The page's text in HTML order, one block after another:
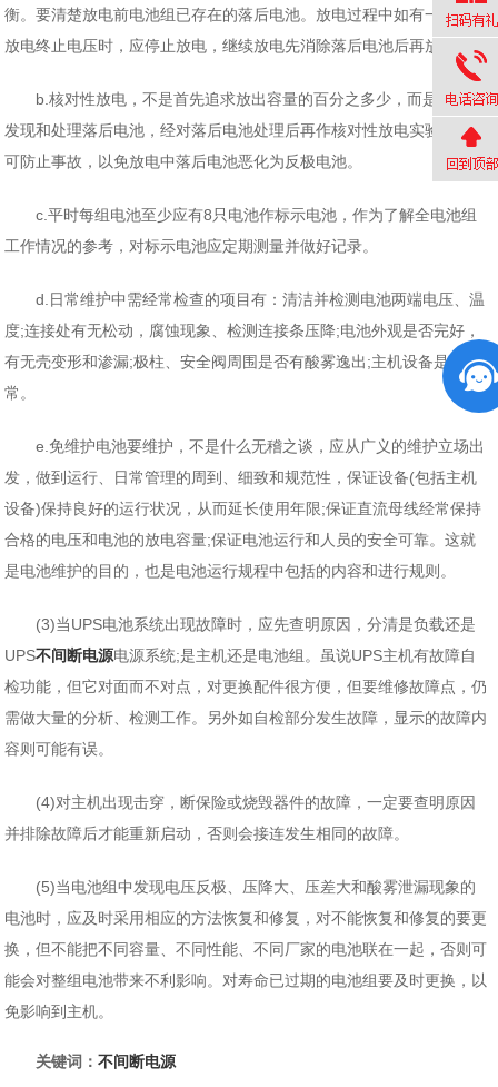
衡。要清楚放电前电池组已存在的落后电池。放电过程中如有一只达到
放电终止电压时，应停止放电，继续放电先消除落后电池后再放。
b.核对性放电，不是首先追求放出容量的百分之多少，而是要关注
发现和处理落后电池，经对落后电池处理后再作核对性放电实验。这样
可防止事故，以免放电中落后电池恶化为反极电池。
c.平时每组电池至少应有8只电池作标示电池，作为了解全电池组
工作情况的参考，对标示电池应定期测量并做好记录。
d.日常维护中需经常检查的项目有：清洁并检测电池两端电压、温
度;连接处有无松动，腐蚀现象、检测连接条压降;电池外观是否完好，
有无壳变形和渗漏;极柱、安全阀周围是否有酸雾逸出;主机设备是否正
常。
e.免维护电池要维护，不是什么无稽之谈，应从广义的维护立场出
发，做到运行、日常管理的周到、细致和规范性，保证设备(包括主机
设备)保持良好的运行状况，从而延长使用年限;保证直流母线经常保持
合格的电压和电池的放电容量;保证电池运行和人员的安全可靠。这就
是电池维护的目的，也是电池运行规程中包括的内容和进行规则。
(3)当UPS电池系统出现故障时，应先查明原因，分清是负载还是
UPS不间断电源电源系统;是主机还是电池组。虽说UPS主机有故障自
检功能，但它对面而不对点，对更换配件很方便，但要维修故障点，仍
需做大量的分析、检测工作。另外如自检部分发生故障，显示的故障内
容则可能有误。
(4)对主机出现击穿，断保险或烧毁器件的故障，一定要查明原因
并排除故障后才能重新启动，否则会接连发生相同的故障。
(5)当电池组中发现电压反极、压降大、压差大和酸雾泄漏现象的
电池时，应及时采用相应的方法恢复和修复，对不能恢复和修复的要更
换，但不能把不同容量、不同性能、不同厂家的电池联在一起，否则可
能会对整组电池带来不利影响。对寿命已过期的电池组要及时更换，以
免影响到主机。
关键词：不间断电源